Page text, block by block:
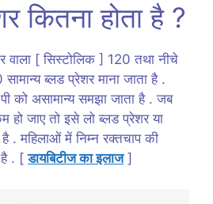
कितना होता है ?
वाला [ सिस्टोलिक ] 120 तथा नीचे
ब्लड प्रेशर माना जाता है .
को असामान्य समझा जाता है . जब
जाए तो इसे लो ब्लड प्रेशर या
है . महिलाओं में निम्न रक्तचाप की
है . [डायबिटीज का इलाज]